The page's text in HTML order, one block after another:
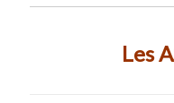
Les